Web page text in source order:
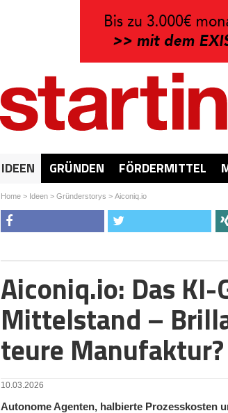
IDEEN GRÜNDEN FÖRDERMITTEL
Home> Ideen> Gründerstorys > Aiconiq.io
Aiconiq.io: Das
Mittelstand –
teure Manufaktur?
10.03.2026
Autonome Agenten, halbierte Prozesskosten